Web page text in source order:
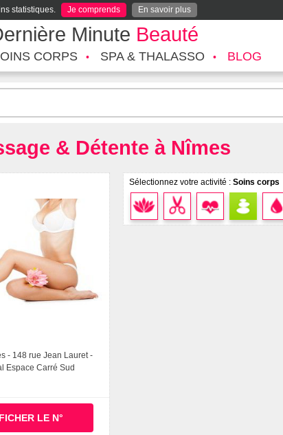
statistiques. Je comprends En savoir plus
Minute Beauté
CORPS SPA & THALASSO BLOG
& Détente à Nîmes
Sélectionnez votre activité : Soins corps
- 148 rue Jean Lauret -
Espace Carré Sud
LE N°